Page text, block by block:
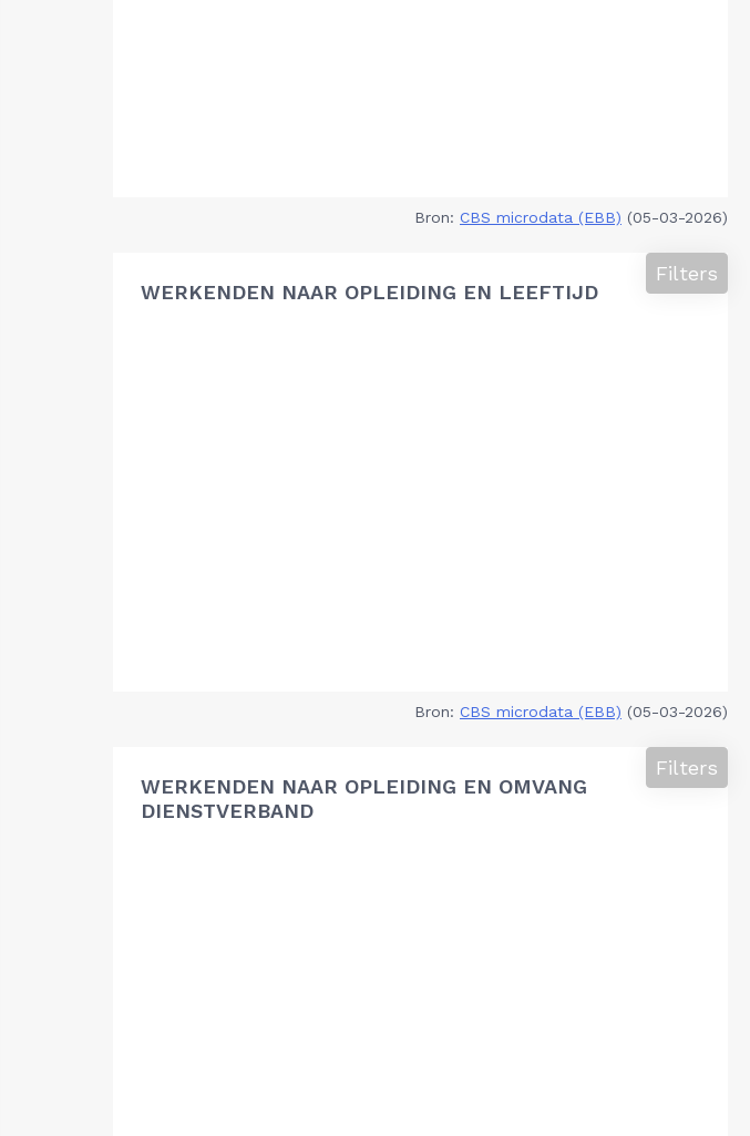
Bron: CBS microdata (EBB) (05-03-2026)
WERKENDEN NAAR OPLEIDING EN LEEFTIJD
Filters
Bron: CBS microdata (EBB) (05-03-2026)
WERKENDEN NAAR OPLEIDING EN OMVANG
DIENSTVERBAND
Filters